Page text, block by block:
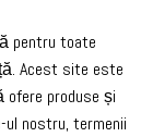
pentru toate
Acest site este
ofere produse și
ul nostru, termenii